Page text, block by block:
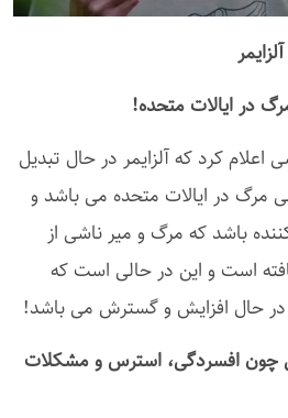
اعلام کرد که آلزایمر در حال تبدیل
مرگ در ایالات متحده می باشد و
باشد که مرگ و میر ناشی از
است و این در حالی است که
در حال افزایش و گسترش می باشد!
افسردگی، استرس و مشکلات